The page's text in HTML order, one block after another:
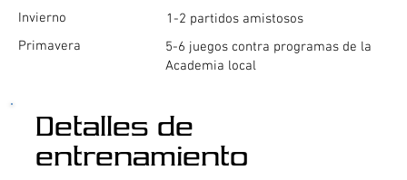
Detalles de
entrenamiento
5-6 juegos contra programas de la
Academia local
1-2 partidos amistosos
Primavera
Invierno